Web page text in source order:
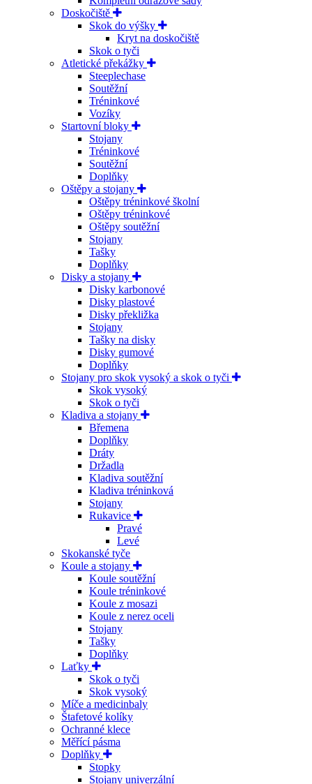
Doskočiště
Skok do výšky
Kryt na doskočiště
Skok o tyči
Atletické překážky
Steeplechase
Soutěžní
Tréninkové
Vozíky
Startovní bloky
Stojany
Tréninkové
Soutěžní
Doplňky
Oštěpy a stojany
Oštěpy tréninkové školní
Oštěpy tréninkové
Oštěpy soutěžní
Stojany
Tašky
Doplňky
Disky a stojany
Disky karbonové
Disky plastové
Disky překližka
Stojany
Tašky na disky
Disky gumové
Doplňky
Stojany pro skok vysoký a skok o tyči
Skok vysoký
Skok o tyči
Kladiva a stojany
Břemena
Doplňky
Dráty
Držadla
Kladiva soutěžní
Kladiva tréninková
Stojany
Rukavice
Pravé
Levé
Skokanské tyče
Koule a stojany
Koule soutěžní
Koule tréninkové
Koule z mosazi
Koule z nerez oceli
Stojany
Tašky
Doplňky
Laťky
Skok o tyči
Skok vysoký
Míče a medicinbaly
Štafetové kolíky
Ochranné klece
Měřící pásma
Doplňky
Stopky
Stojany univerzální